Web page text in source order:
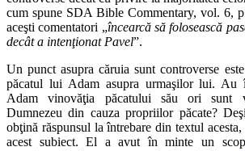
cum spune SDA Bible Commentary, vol. 6,
aceşti comentatori „încearcă să folosească
decât a intenţionat Pavel”.
Un punct asupra căruia sunt controverse
păcatul lui Adam asupra urmaşilor lui. Au
Adam vinovăţia păcatului său ori sunt
Dumnezeu din cauza propriilor păcate?
obţină răspunsul la întrebare din textul
acest subiect. El a avut în minte un